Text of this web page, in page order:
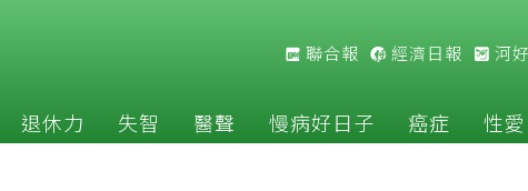
聯合報 經濟日報 河
退休力 失智 醫聲 慢病好日子 癌症 性愛